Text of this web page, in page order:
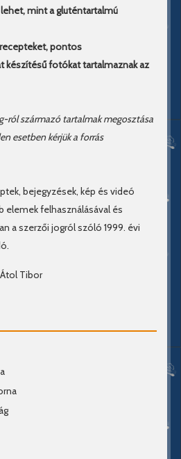
mint a gluténtartalmú
pontos
készítésű fotókat tartalmaznak az
ról származó tartalmak megosztása
esetben kérjük a forrás
bejegyzések, kép és videó
elemek felhasználásával és
a szerzői jogról szóló 1999. évi
Tibor